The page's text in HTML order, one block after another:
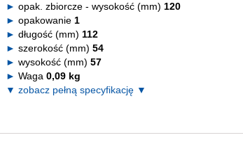
opak. zbiorcze - wysokość (mm) 120
opakowanie 1
długość (mm) 112
szerokość (mm) 54
wysokość (mm) 57
Waga 0,09 kg
▼ zobacz pełną specyfikację ▼